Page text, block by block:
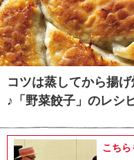
コツは蒸してから揚
♪「野菜餃子」のレシ
こちら